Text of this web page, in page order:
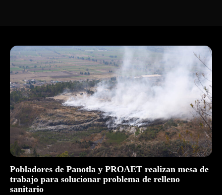
Pobladores de Panotla y PROAET realizan mesa de
trabajo para solucionar problema de relleno
sanitario